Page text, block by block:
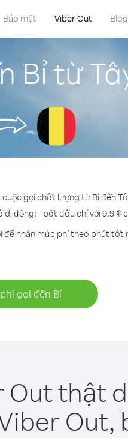
Bảo mật Viber Out Blog
Bỉ từ
gọi chất lượng từ Bỉ đến
động! - bắt đầu chỉ với 9.9 ¢
nhận mức phí theo phút tốt
gọi đến Bỉ
Out thật
Out,